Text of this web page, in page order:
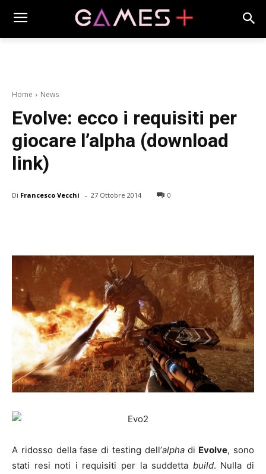
Home News
Evolve: ecco i requisiti per
giocare l’alpha (download
link)
Di Francesco Vecchi - 27 Ottobre 2014 0
A ridosso della fase di testing dell’alphadi Evolve, sono
stati resi noti i requisiti per la suddetta build. Nulla di